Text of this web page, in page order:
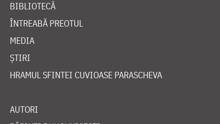
BIBLIOTECĂ
ÎNTREABĂ PREOTUL
MEDIA
ȘTIRI
HRAMUL SFINTEI CUVIOASE PARASCHEVA
AUTORI